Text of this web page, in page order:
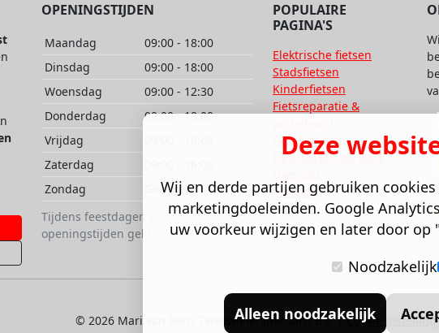
OPENINGSTIJDEN
Maandag
09:00 - 18:00
Dinsdag
09:00 - 18:00
Woensdag
09:00 - 12:30
Donderdag
09:00 - 18:00
Vrijdag
Zaterdag
Zondag
Gesloten
Tijdens feestdagen kunnen afwijkende
openingstijden gelden.
POPULAIRE
PAGINA'S
Elektrische fietsen
Stadsfietsen
Kinderfietsen
Fietsreparatie &
Onze merken
Fiets leasen via werk
Contact
© 2026 Mari van Rens Tweewielerspecialist B.V. |Cookie
Deze
Wij en derde partijen gebruiken
marketingdoeleinden. Google
uw voorkeur wijzigen en later door
Noodzakelijk
Alleen noodzakelijk